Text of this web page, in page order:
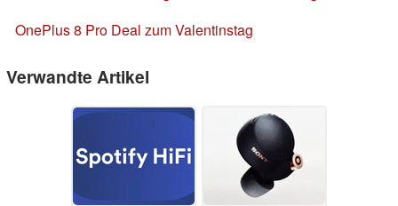
OnePlus 8 Pro Deal zum Valentinstag
Verwandte Artikel